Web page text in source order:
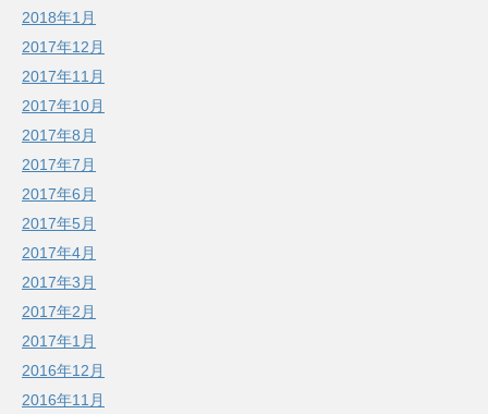
2018年1月
2017年12月
2017年11月
2017年10月
2017年8月
2017年7月
2017年6月
2017年5月
2017年4月
2017年3月
2017年2月
2017年1月
2016年12月
2016年11月